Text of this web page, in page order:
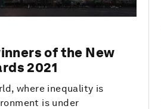
of the New
2021
where inequality is
is under